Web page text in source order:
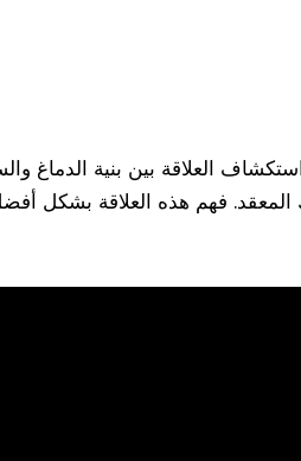
العلاقة بين بنية الدماغ
المعقد. فهم هذه العلاقة بشكل